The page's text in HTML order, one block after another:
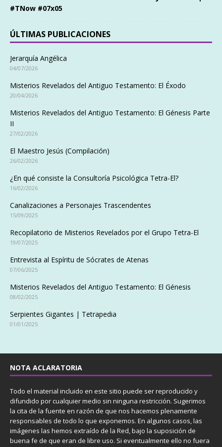
#TNow #07x05
ÚLTIMAS PUBLICACIONES
Jerarquía Angélica
04/07/2026
Misterios Revelados del Antiguo Testamento: El Éxodo
20/04/2026
Misterios Revelados del Antiguo Testamento: El Génesis Parte
II
27/02/2026
El Maestro Jesús (Compilación)
26/02/2026
¿En qué consiste la Consultoría Psicológica Tetra-El?
16/02/2026
Canalizaciones a Personajes Trascendentes
15/09/2025
Recopilatorio de Misterios Revelados por el Grupo Tetra-El
19/07/2025
Entrevista al Espíritu de Sócrates de Atenas
07/06/2025
Misterios Revelados del Antiguo Testamento: El Génesis
08/02/2025
Serpientes Gigantes | Tetrapedia
01/01/2025
NOTA ACLARATORIA
Todo el material incluido en este sitio puede ser reproducido y
difundido por cualquier medio sin ninguna restricción. Sugerimos
la cita de la fuente en razón de que nos hacemos plenamente
responsables de todo lo que exponemos. En algunos casos, las
imágenes las hemos extraído de la Red, bajo la suposición de
buena fe de que eran de libre uso. Si eventualmente ello no fuera